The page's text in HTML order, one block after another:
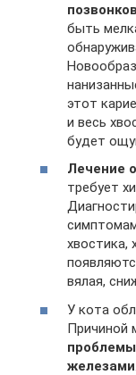
позвонков
быть
этот
и весь
будет
Лечение
требует
хвостика,
вялая,
У кота
Причиной
железами